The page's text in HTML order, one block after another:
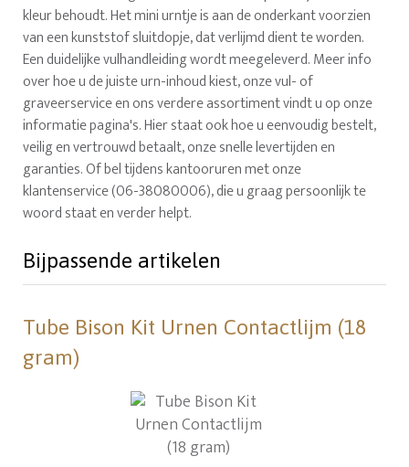
kleur behoudt. Het mini urntje is aan de onderkant voorzien
van een kunststof sluitdopje, dat verlijmd dient te worden.
Een duidelijke vulhandleiding wordt meegeleverd. Meer info
over hoe u de juiste urn-inhoud kiest, onze vul- of
graveerservice en ons verdere assortiment vindt u op onze
informatie pagina's. Hier staat ook hoe u eenvoudig bestelt,
veilig en vertrouwd betaalt, onze snelle levertijden en
garanties. Of bel tijdens kantooruren met onze
klantenservice (06-38080006), die u graag persoonlijk te
woord staat en verder helpt.
Bijpassende artikelen
Tube Bison Kit Urnen Contactlijm (18
gram)